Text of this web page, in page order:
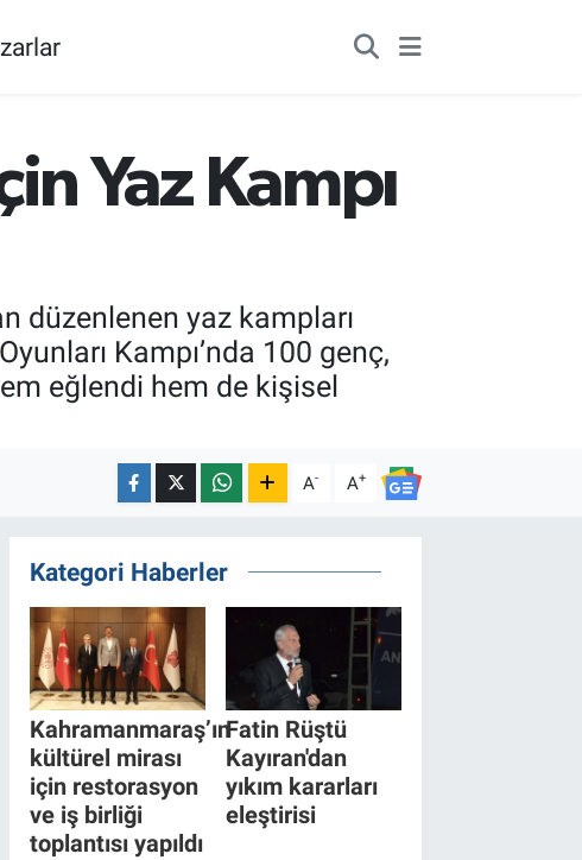
Yaz Kampı
düzenlenen yaz kampları
Kampı’nda 100 genç,
eğlendi hem de kişisel
A- A+
Kategori Haberler
Kahramanmaraş’ın
kültürel mirası
için restorasyon
ve iş birliği
toplantısı yapıldı
Fatin Rüştü
Kayıran'dan
yıkım kararları
eleştirisi